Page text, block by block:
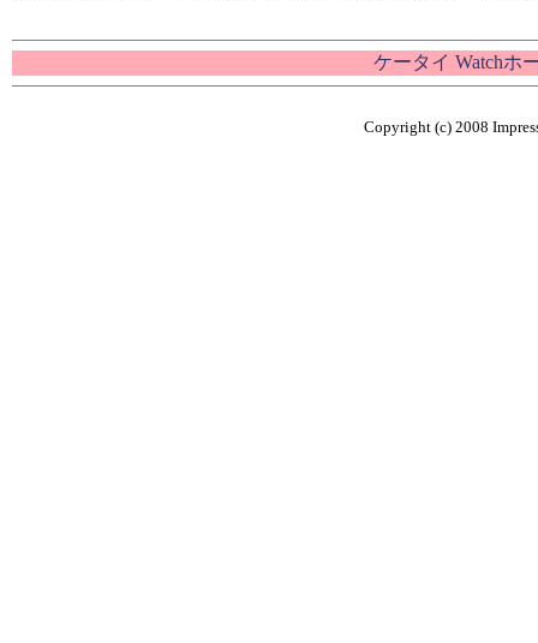
ケータイ Watchホ
Copyright (c) 2008